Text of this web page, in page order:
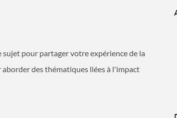
pour partager votre expérience de la
des thématiques liées à l'impact